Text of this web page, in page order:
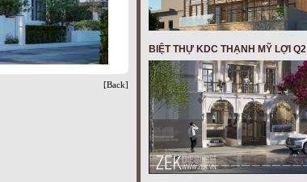
[Back]
BIỆT THỰ KDC THẠNH MỸ LỢI Q2